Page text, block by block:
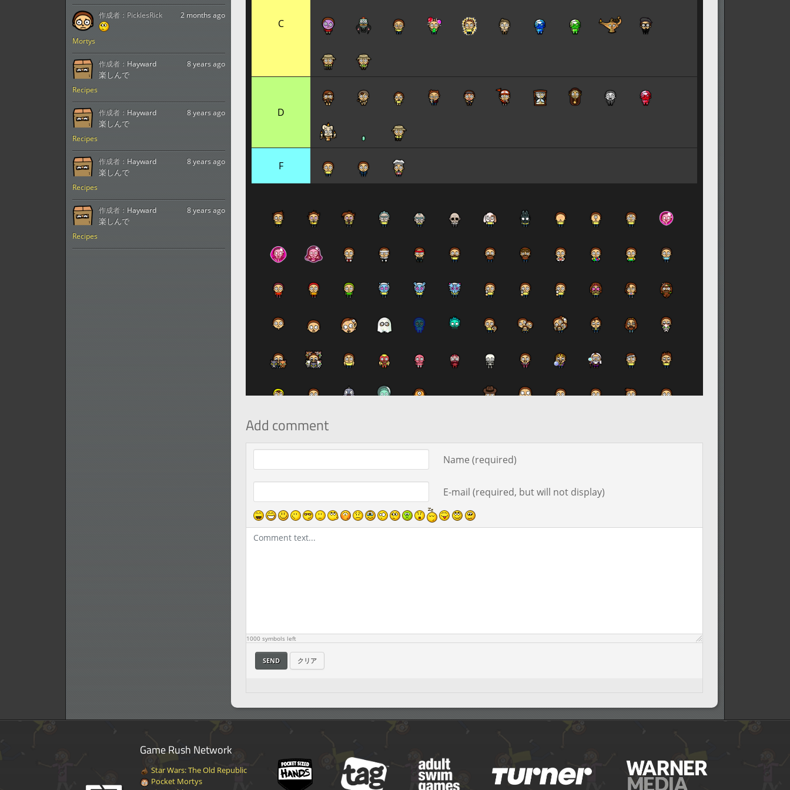
Mortys
2 months ago
作成者： PicklesRick
Recipes
8 years ago
楽しんで
作成者： Hayward
Recipes
8 years ago
楽しんで
作成者： Hayward
Recipes
8 years ago
楽しんで
作成者： Hayward
Recipes
8 years ago
楽しんで
作成者： Hayward
C
D
F
Add comment
Name (required)
E-mail (required, but will not display)
Comment text
1000symbols left
SEND クリア
Game Rush Network
Star Wars: The Old Republic
Pocket Mortys